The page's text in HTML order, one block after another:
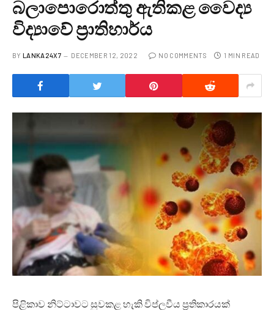
බලාපොරොත්තු ඇතිකළ වෛද්‍ය
විද්‍යාවේ ප්‍රාතිහාර්ය
BY LANKA24X7 DECEMBER 12, 2022 NO COMMENTS 1 MIN READ
පිළිකාව නිට්ටාවට සුවකළ හැකි විප්ලවීය ප්‍රතිකාරයක්